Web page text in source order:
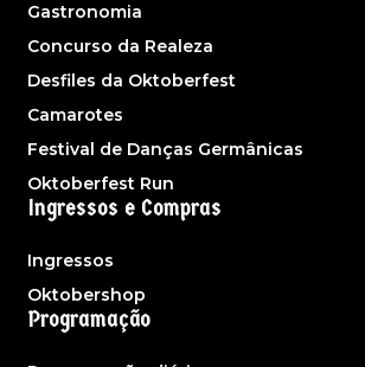
Gastronomia
Concurso da Realeza
Desfiles da Oktoberfest
Camarotes
Festival de Danças Germânicas
Oktoberfest Run
Ingressos e Compras
Ingressos
Oktobershop
Programação